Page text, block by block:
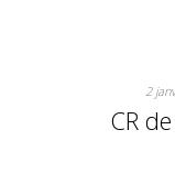
2
CR